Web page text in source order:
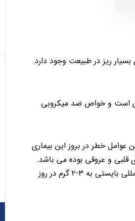
ریز در طبیعت وجود دارد.
است و خواص ضد میکروبی
خطر در بروز این بیماری
در کشور ۳۰۰ مورد آن ناشی از بیماری های قلبی و عروقی بوده می باشد.
سرانه مصرف نمک در کشور ما ۱۵-۱۰ گرم در روز برای هر فرد می باشد که این میزان بنا به توصیه سازمان های بین المللی بایستی به ۳-۲ گرم در روز